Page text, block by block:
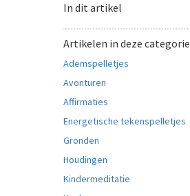
In dit artikel
Artikelen in deze categorie
Ademspelletjes
Avonturen
Affirmaties
Energetische tekenspelletjes
Gronden
Houdingen
Kindermeditatie